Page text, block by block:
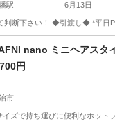
駅 6月13日
断下さい！ ◆引渡し◆ *平日
nano ミニヘアスタ
円
市
イズで持ち運びに便利なホッ